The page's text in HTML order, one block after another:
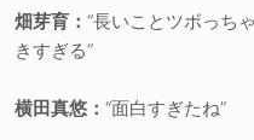
畑芽育： “長いことツボっち
きすぎる”
横田真悠： “面白すぎたね”